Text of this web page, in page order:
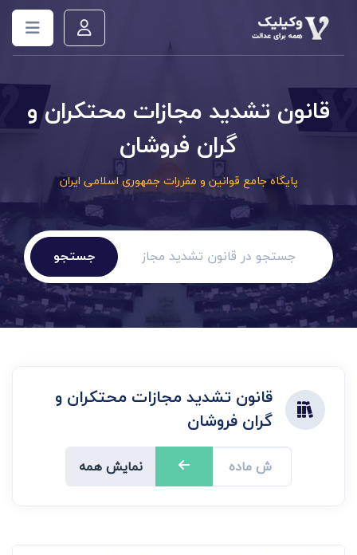
قانون تشدید مجازات محتکران و
گران فروشان
پایگاه جامع قوانین و مقررات جمهوری اسلامی ایران
جستجو
قانون تشدید مجازات محتکران و
گران فروشان
نمایش همه